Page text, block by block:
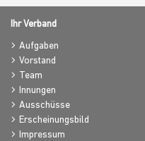
Ihr Verband
Aufgaben
Vorstand
Team
Innungen
Ausschüsse
Erscheinungsbild
Impressum